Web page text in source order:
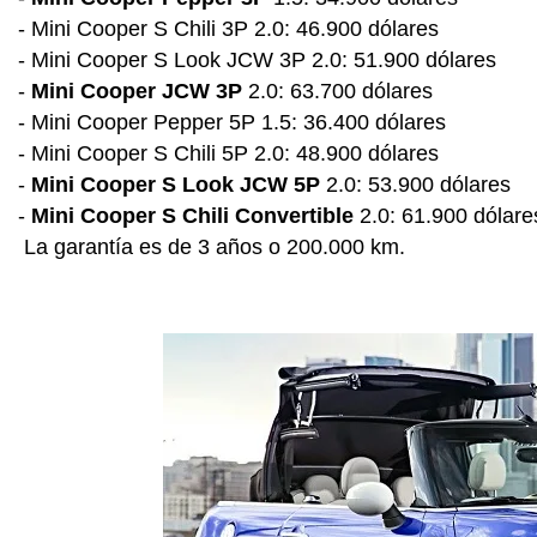
- Mini Cooper S Chili 3P 2.0: 46.900 dólares
- Mini Cooper S Look JCW 3P 2.0: 51.900 dólares
- Mini Cooper JCW 3P 2.0: 63.700 dólares
- Mini Cooper Pepper 5P 1.5: 36.400 dólares
- Mini Cooper S Chili 5P 2.0: 48.900 dólares
- Mini Cooper S Look JCW 5P 2.0: 53.900 dólares
- Mini Cooper S Chili Convertible 2.0: 61.900
La garantía es de 3 años o 200.000 km.